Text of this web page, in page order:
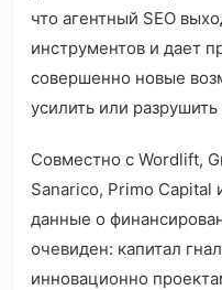
что агентный SEO
инструментов и дает
совершенно новые
усилить или разрушить
Совместно с Wordlift,
Sanarico, Primo Capital
данные о
очевиден: капитал
инновационно